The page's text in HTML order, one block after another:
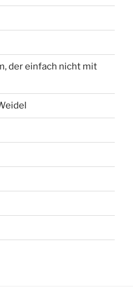
der einfach nicht mit